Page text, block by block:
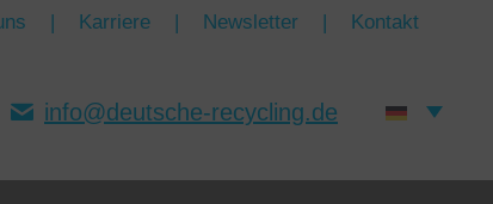
| Karriere | Newsletter | Kontakt
info@deutsche-recycling.de